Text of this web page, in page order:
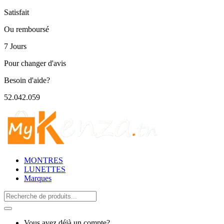
Satisfait
Ou remboursé
7 Jours
Pour changer d'avis
Besoin d'aide?
52.042.059
MONTRES
LUNETTES
Marques
Search
for: